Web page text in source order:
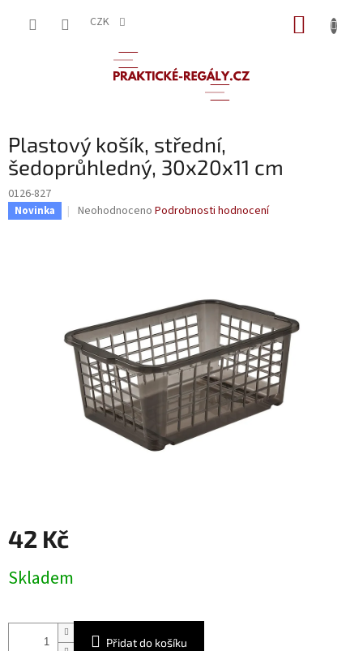
CZK
Plastový košík, střední,
šedoprůhledný, 30x20x11 cm
0126-827
Novinka
Průměrné
hvězdiček.
Neohodnoceno Podrobnosti hodnocení
42 Kč
cena:
Skladem
Přidat do košíku